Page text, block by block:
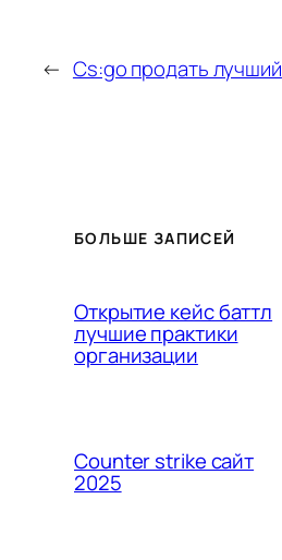
← Cs:go продать лучший
БОЛЬШЕ ЗАПИСЕЙ
Открытие кейс баттл
лучшие практики
организации
Counter strike сайт
2025